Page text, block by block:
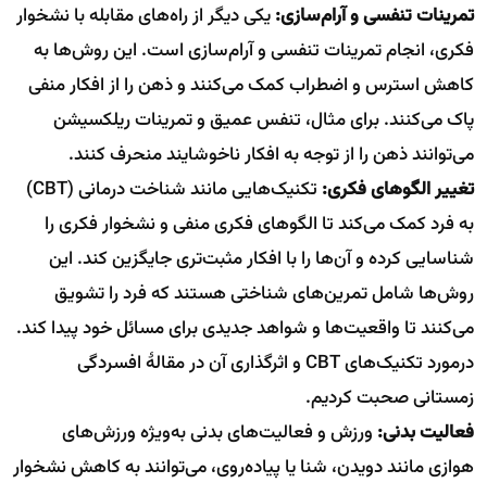
تمرینات تنفسی و آرام‌سازی:یکی دیگر از راه‌های مقابله با نشخوار
فکری، انجام تمرینات تنفسی و آرام‌سازی است. این روش‌ها به
کاهش استرس و اضطراب کمک می‌کنند و ذهن را از افکار منفی
پاک می‌کنند. برای مثال، تنفس عمیق و تمرینات ریلکسیشن
می‌توانند ذهن را از توجه به افکار ناخوشایند منحرف کنند.
تغییر الگوهای فکری:
تکنیک‌هایی مانند شناخت درمانی (CBT)
به فرد کمک می‌کند تا الگوهای فکری منفی و نشخوار فکری را
شناسایی کرده و آن‌ها را با افکار مثبت‌تری جایگزین کند. این
روش‌ها شامل تمرین‌های شناختی هستند که فرد را تشویق
می‌کنند تا واقعیت‌ها و شواهد جدیدی برای مسائل خود پیدا کند.
درمورد تکنیک‌های CBT و اثرگذاری آن در مقالۀ افسردگی
زمستانی صحبت کردیم.
فعالیت بدنی: ورزش و فعالیت‌های بدنی به‌ویژه ورزش‌های
هوازی مانند دویدن، شنا یا پیاده‌روی، می‌توانند به کاهش نشخوار